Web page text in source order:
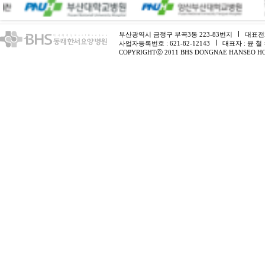
부산광역시 금정구 부곡3동 223-83번지
대표
사업자등록번호 : 621-82-12143
대표자 : 윤 철
COPYRIGHTⓒ 2011 BHS DONGNAE HANSEO